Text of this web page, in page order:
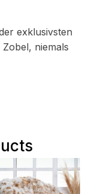
exklusivsten
niemals